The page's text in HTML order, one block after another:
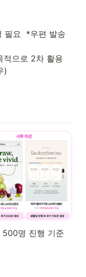
필요  *우편 발송
적으로 2차 활용
)
500명 진행 기준